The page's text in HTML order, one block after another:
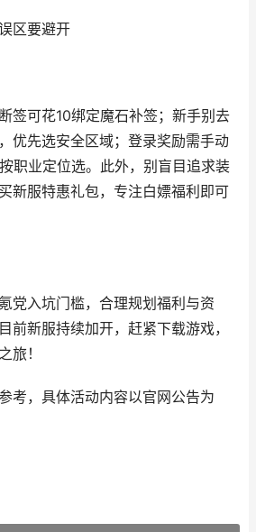
区要避开
签可花10绑定魔石补签；新手别去
优先选安全区域；登录奖励需手动
职业定位选。此外，别盲目追求装
新服特惠礼包，专注白嫖福利即可
党入坑门槛，合理规划福利与资
前新服持续加开，赶紧下载游戏，
旅！
考，具体活动内容以官网公告为